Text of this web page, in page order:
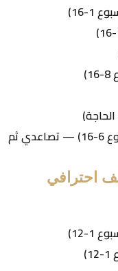
T3 (سيتوميل): 25-50 ميكروجرام/يوم (أسبوع 6-16) — تصاعدي ثم
احترافي